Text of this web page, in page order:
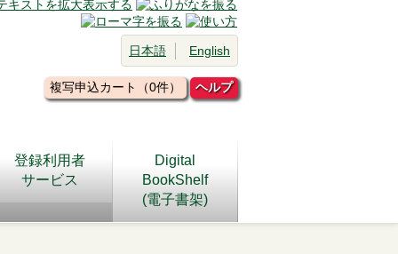
日本語 English
複写申込カート（0件） ヘルプ
登録利用者
サービス
Digital
BookShelf
(電子書架)